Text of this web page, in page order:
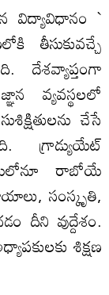
విద్యావిధానం `
తీసుకువచ్చే
దేశవ్యాప్తంగా
వ్యవస్థలలో
చేసే
గ్రాడ్యుయేట్‌
రాబోయే
సంస్కృతి,
దీని వుద్దేశం.
శిక్షణ